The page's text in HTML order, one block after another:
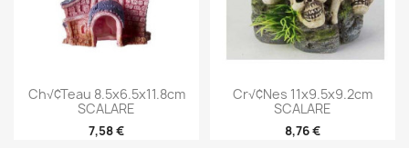
Ch√¢teau 8.5x6.5x11.8cm
SCALARE
7,58 €
Cr√¢nes 11x9.5x9.2cm
SCALARE
8,76 €